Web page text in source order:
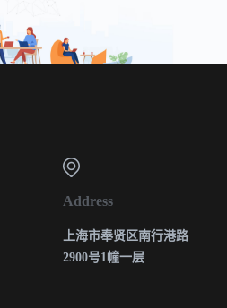
Address
上海市奉贤区南行港路
2900号1幢一层